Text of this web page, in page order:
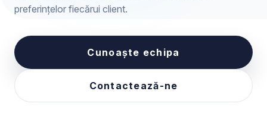
preferințelor fiecărui client.
Cunoaște echipa
Contactează-ne